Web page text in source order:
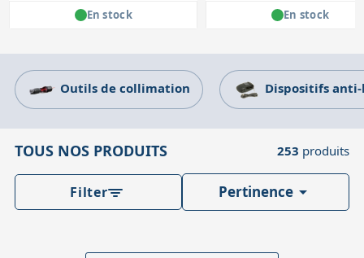
En stock En stock
Outils de collimation Dispositifs
TOUS NOS PRODUITS 253 produits
Filter Pertinence 